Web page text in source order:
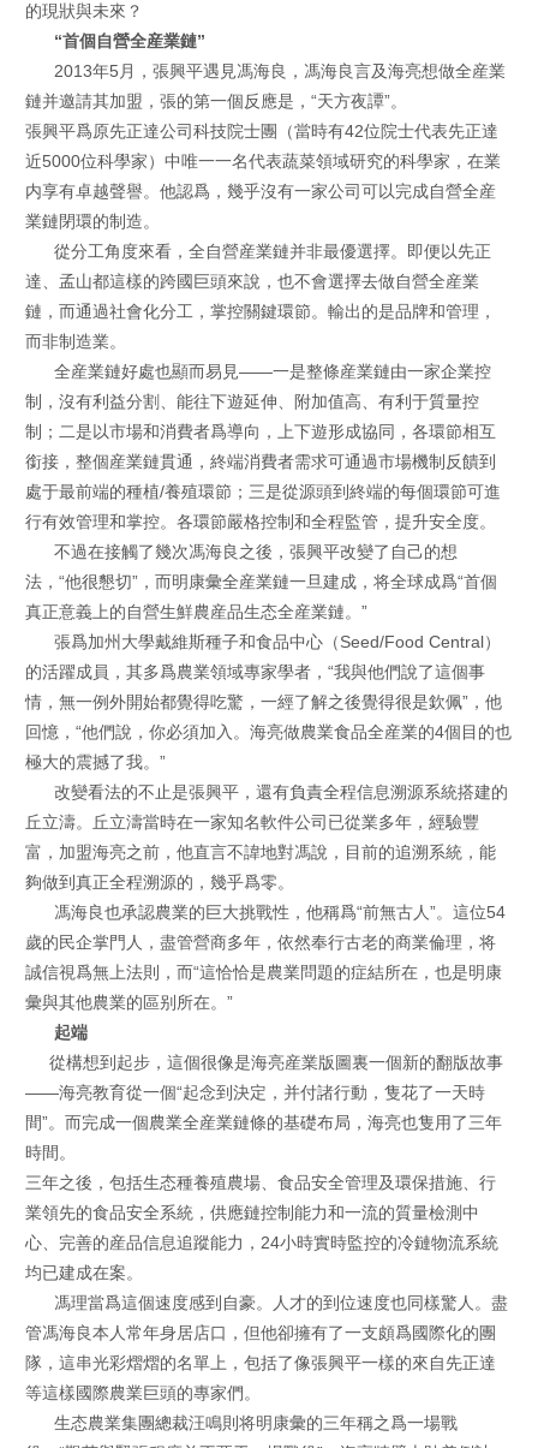
的現狀與未來？
“首個自營全産業鏈”
2013年5月，張興平遇見馮海良，馮海良言及海亮想做全産業
鏈并邀請其加盟，張的第一個反應是，“天方夜譚”。
張興平爲原先正達公司科技院士團（當時有42位院士代表先正達
近5000位科學家）中唯一一名代表蔬菜領域研究的科學家，在業
内享有卓越聲譽。他認爲，幾乎沒有一家公司可以完成自營全産
業鏈閉環的制造。
從分工角度來看，全自營産業鏈并非最優選擇。即便以先正
達、孟山都這樣的跨國巨頭來說，也不會選擇去做自營全産業
鏈，而通過社會化分工，掌控關鍵環節。輸出的是品牌和管理，
而非制造業。
全産業鏈好處也顯而易見——一是整條産業鏈由一家企業控
制，沒有利益分割、能往下遊延伸、附加值高、有利于質量控
制；二是以市場和消費者爲導向，上下遊形成協同，各環節相互
銜接，整個産業鏈貫通，終端消費者需求可通過市場機制反饋到
處于最前端的種植/養殖環節；三是從源頭到終端的每個環節可進
行有效管理和掌控。各環節嚴格控制和全程監管，提升安全度。
不過在接觸了幾次馮海良之後，張興平改變了自己的想
法，“他很懇切”，而明康彙全産業鏈一旦建成，将全球成爲“首個
真正意義上的自營生鮮農産品生态全産業鏈。”
張爲加州大學戴維斯種子和食品中心（Seed/Food Central）
的活躍成員，其多爲農業領域專家學者，“我與他們說了這個事
情，無一例外開始都覺得吃驚，一經了解之後覺得很是欽佩”，他
回憶，“他們說，你必須加入。海亮做農業食品全産業的4個目的也
極大的震撼了我。”
改變看法的不止是張興平，還有負責全程信息溯源系統搭建的
丘立濤。丘立濤當時在一家知名軟件公司已從業多年，經驗豐
富，加盟海亮之前，他直言不諱地對馮說，目前的追溯系統，能
夠做到真正全程溯源的，幾乎爲零。
馮海良也承認農業的巨大挑戰性，他稱爲“前無古人”。這位54
歲的民企掌門人，盡管營商多年，依然奉行古老的商業倫理，将
誠信視爲無上法則，而“這恰恰是農業問題的症結所在，也是明康
彙與其他農業的區别所在。”
起端
從構想到起步，這個很像是海亮産業版圖裏一個新的翻版故事
——海亮教育從一個“起念到決定，并付諸行動，隻花了一天時
間”。而完成一個農業全産業鏈條的基礎布局，海亮也隻用了三年
時間。
三年之後，包括生态種養殖農場、食品安全管理及環保措施、行
業領先的食品安全系統，供應鏈控制能力和一流的質量檢測中
心、完善的産品信息追蹤能力，24小時實時監控的冷鏈物流系統
均已建成在案。
馮理當爲這個速度感到自豪。人才的到位速度也同樣驚人。盡
管馮海良本人常年身居店口，但他卻擁有了一支頗爲國際化的團
隊，這串光彩熠熠的名單上，包括了像張興平一樣的來自先正達
等這樣國際農業巨頭的專家們。
生态農業集團總裁汪鳴則将明康彙的三年稱之爲一場戰